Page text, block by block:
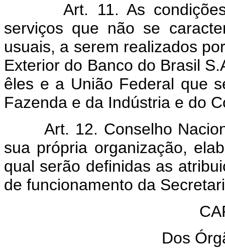
Art. 11. As
serviços que não se
usuais, a serem realizados
Exterior do Banco do Brasil
êles e a União Federal que
Fazenda e da Indústria e do
Art. 12. Conselho
sua própria organização,
qual serão definidas as
de funcionamento da
Dos